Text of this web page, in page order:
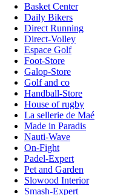
Basket Center
Daily Bikers
Direct Running
Direct-Volley
Espace Golf
Foot-Store
Galop-Store
Golf and co
Handball-Store
House of rugby
La sellerie de Maé
Made in Paradis
Nauti-Wave
On-Fight
Padel-Expert
Pet and Garden
Slowood Interior
Smash-Expert